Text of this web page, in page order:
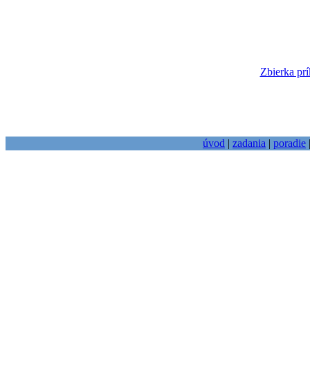
Zbierka
úvod | zadania | poradie